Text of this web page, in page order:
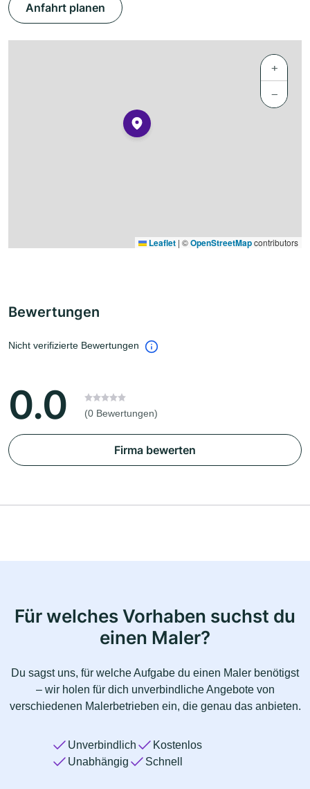
Anfahrt planen
+
−
Leaflet | ©OpenStreetMapcontributors
Bewertungen
Nicht verifizierte Bewertungen
0.0 (0 Bewertungen)
Firma bewerten
Für welches Vorhaben suchst du
einen Maler?
Du sagst uns, für welche Aufgabe du einen Maler benötigst
– wir holen für dich unverbindliche Angebote von
verschiedenen Malerbetrieben ein, die genau das anbieten.
Unverbindlich
Kostenlos
Unabhängig
Schnell